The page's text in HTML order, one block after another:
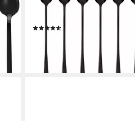
Limolöffel, Edelstahl, Serie
Königstein
lieferbar - in 2-3 Werktagen bei dir